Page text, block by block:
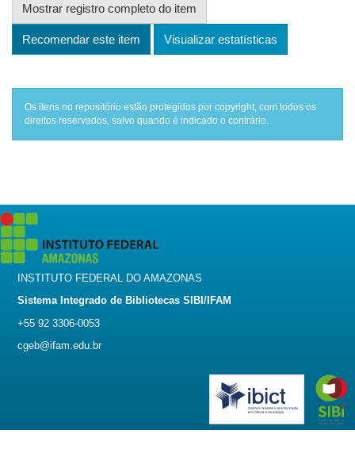
Mostrar registro completo do item
Recomendar este item Visualizar estatísticas
Os itens no repositório estão protegidos por copyright, com todos os
direitos reservados, salvo quando é indicado o contrário.
INSTITUTO FEDERAL DO AMAZONAS
Sistema Integrado de Bibliotecas SIBI/IFAM
+55 92 3306-0053
cgeb@ifam.edu.br